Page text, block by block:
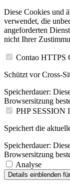
Diese Cookies und
verwendet, die
angeforderten
nicht Ihrer
Contao HTTPS
Schützt vor Cross-
Speicherdauer:
Browsersitzung
PHP SESSION
Speichert die
Speicherdauer:
Browsersitzung
Analyse
Details einblenden